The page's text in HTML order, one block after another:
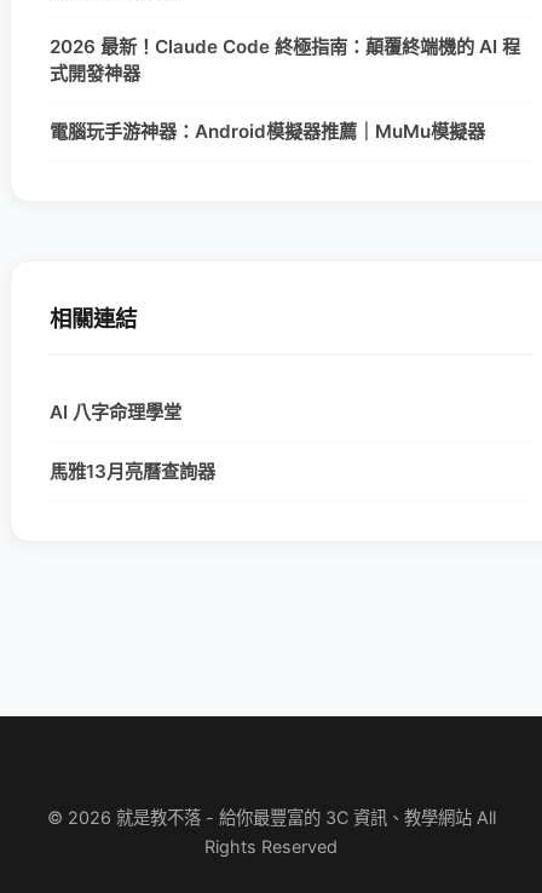
2026 最新！Claude Code 終極指南：顛覆終端機的 AI 程
式開發神器
電腦玩手游神器：Android模擬器推薦｜MuMu模擬器
相關連結
AI 八字命理學堂
馬雅13月亮曆查詢器
© 2026 就是教不落 - 給你最豐富的 3C 資訊、教學網站 All
Rights Reserved